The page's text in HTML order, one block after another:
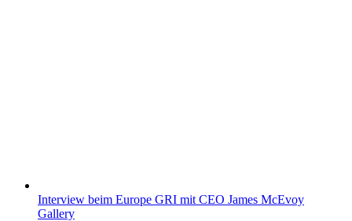
Interview beim Europe GRI mit CEO James McEvoy
Gallery